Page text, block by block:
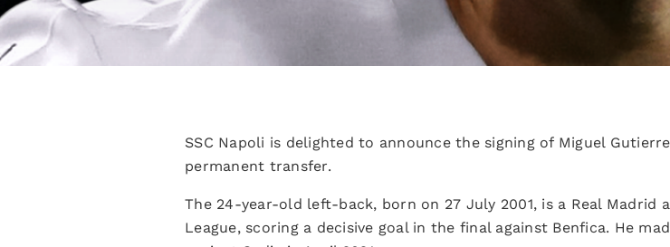
SSC Napoli is delighted to announce the signing of Miguel
permanent transfer.
The 24-year-old left-back, born on 27 July 2001, is a Real Madrid
League, scoring a decisive goal in the final against Benfica. He